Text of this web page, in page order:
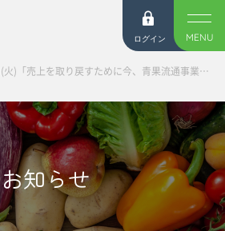
ログイン MENU
10月25日(火)「売上を取り戻すために今、青果流通事業者・市場ができることとは」オンラインセミナーを開催しました
お知らせ